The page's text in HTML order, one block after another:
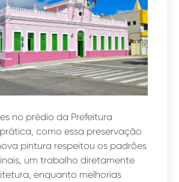
no prédio da Prefeitura
como essa preservação
pintura respeitou os padrões
um trabalho diretamente
enquanto melhorias